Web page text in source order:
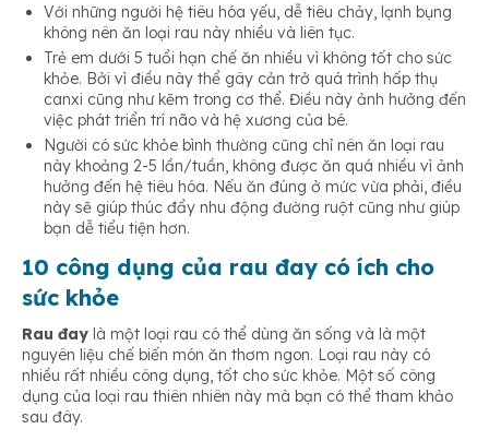
Với những người hệ tiêu hóa yếu, dễ tiêu chảy, lạnh bụng
không nên ăn loại rau này nhiều và liên tục.
Trẻ em dưới 5 tuổi hạn chế ăn nhiều vì không tốt cho sức
khỏe. Bởi vì điều này thể gây cản trở quá trình hấp thụ
canxi cũng như kẽm trong cơ thể. Điều này ảnh hưởng đến
việc phát triển trí não và hệ xương của bé.
Người có sức khỏe bình thường cũng chỉ nên ăn loại rau
này khoảng 2-5 lần/tuần, không được ăn quá nhiều vì ảnh
hưởng đến hệ tiêu hóa. Nếu ăn đúng ở mức vừa phải, điều
này sẽ giúp thúc đẩy nhu động đường ruột cũng như giúp
bạn dễ tiểu tiện hơn.
10 công dụng của rau đay có ích cho
sức khỏe
Rau đay là một loại rau có thể dùng ăn sống và là một
nguyên liệu chế biến món ăn thơm ngon. Loại rau này có
nhiều rất nhiều công dụng, tốt cho sức khỏe. Một số công
dụng của loại rau thiên nhiên này mà bạn có thể tham khảo
sau đây.